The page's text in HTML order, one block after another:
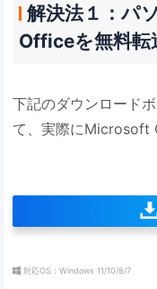
解決法１：パ
Officeを無料転
下記のダウンロード
て、実際にMicrosoft
対応OS：Windows 11/10/8/7